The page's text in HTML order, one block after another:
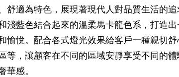
舒適為特色，展現著現代人對品質生活的追
淺藍色結合起來的溫柔馬卡龍色系，打造
愉悅。配合各式燈光效果給客戶一種親切
等，讓顧客在不同的區域安靜享受不同的
華感。